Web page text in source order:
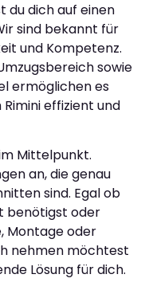
du dich auf einen
sind bekannt für
und Kompetenz.
sowie
ermöglichen es
effizient und
Mittelpunkt.
an, die genau
sind. Egal ob
benötigst oder
Montage oder
nehmen möchtest
Lösung für dich.